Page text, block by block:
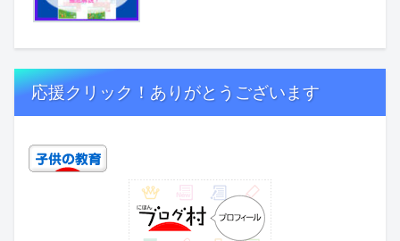
応援クリック！ありがとうございます